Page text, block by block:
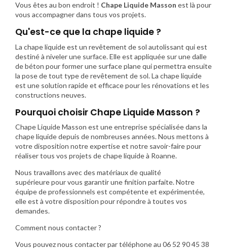
Vous êtes au bon endroit ! Chape Liquide Masson est là pour
vous accompagner dans tous vos projets.
Qu'est-ce que la chape liquide ?
La chape liquide est un revêtement de sol autolissant qui est
destiné à niveler une surface. Elle est appliquée sur une dalle
de béton pour former une surface plane qui permettra ensuite
la pose de tout type de revêtement de sol. La chape liquide
est une solution rapide et efficace pour les rénovations et les
constructions neuves.
Pourquoi choisir Chape Liquide Masson ?
Chape Liquide Masson est une entreprise spécialisée dans la
chape liquide depuis de nombreuses années. Nous mettons à
votre disposition notre expertise et notre savoir-faire pour
réaliser tous vos projets de chape liquide à Roanne.
Nous travaillons avec des matériaux de qualité
supérieure pour vous garantir une finition parfaite. Notre
équipe de professionnels est compétente et expérimentée,
elle est à votre disposition pour répondre à toutes vos
demandes.
Comment nous contacter ?
Vous pouvez nous contacter par téléphone au 06 52 90 45 38